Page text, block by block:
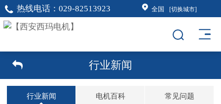
热线电话： 029-82513923 全国 [切换城市]
行业新闻
行业新闻 电机百科 常见问题